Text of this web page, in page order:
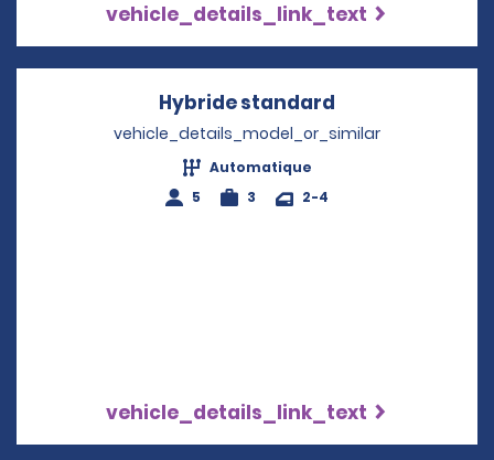
vehicle_details_link_text
Hybride standard
vehicle_details_model_or_similar
Automatique
5
3 2-4
vehicle_details_link_text